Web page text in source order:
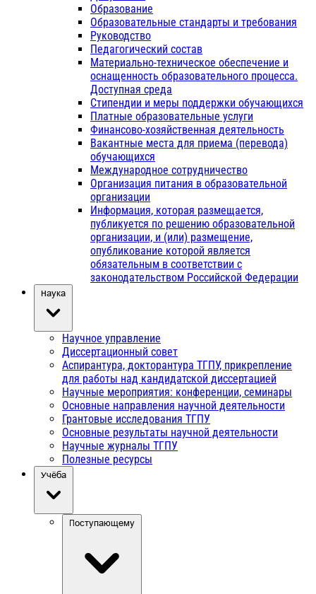
Образование
Образовательные стандарты и требования
Руководство
Педагогический состав
Материально-техническое обеспечение и
оснащенность образовательного процесса.
Доступная среда
Стипендии и меры поддержки обучающихся
Платные образовательные услуги
Финансово-хозяйственная деятельность
Вакантные места для приема (перевода)
обучающихся
Международное сотрудничество
Организация питания в образовательной
организации
Информация, которая размещается,
публикуется по решению образовательной
организации, и (или) размещение,
опубликование которой является
обязательным в соответствии с
законодательством Российской Федерации
Наука
Научное управление
Диссертационный совет
Аспирантура, докторантура ТГПУ, прикрепление
для работы над кандидатской диссертацией
Научные мероприятия: конференции, семинары
Основные направления научной деятельности
Грантовые исследования ТГПУ
Основные результаты научной деятельности
Научные журналы ТГПУ
Полезные ресурсы
Учёба
Поступающему